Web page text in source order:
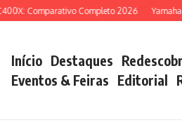
Completo 2026 Yamaha XMAX
Início Destaques
Eventos & Feiras Editorial